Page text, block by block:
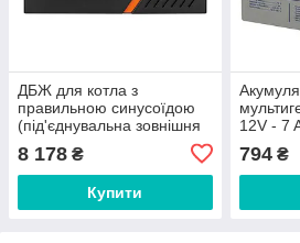
ДБЖ для котла з
правильною синусоїдою
(під'єднувальна зовнішня
батарея 12V) LPM-PSW-
1500VA (1050Вт) Black
8 178 ₴
Купити
12V - 7
794₴